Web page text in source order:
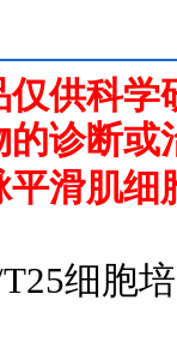
供科
诊断或
平滑肌细
细胞